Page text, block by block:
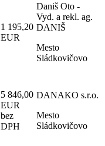
1 195,20
EUR
Daniš Oto -
Vyd. a rekl. ag.
DANIŠ
Mesto
Sládkovičovo
5 846,00
EUR
bez
DPH
DANAKO s.r.o.
Mesto
Sládkovičovo